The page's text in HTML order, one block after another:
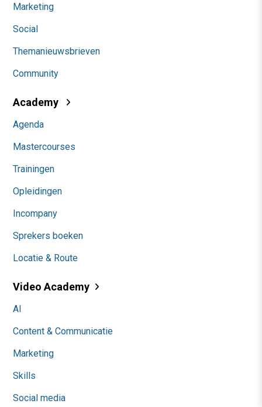
Marketing
Social
Themanieuwsbrieven
Community
Academy
Agenda
Mastercourses
Trainingen
Opleidingen
Incompany
Sprekers boeken
Locatie & Route
Video Academy
AI
Content & Communicatie
Marketing
Skills
Social media